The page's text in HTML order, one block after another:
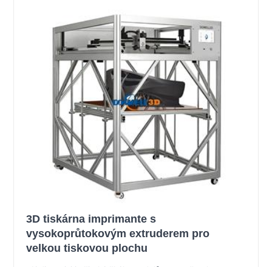
3D tiskárna imprimante s
vysokoprůtokovým extruderem pro
velkou tiskovou plochu